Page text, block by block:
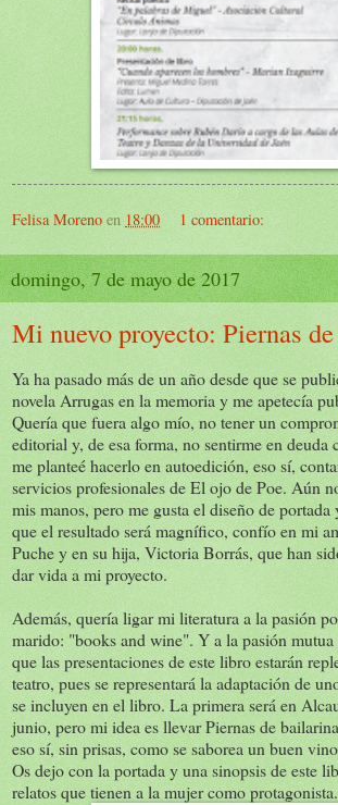
Felisa Moreno en 18:00 1 comentario:
domingo, 7 de mayo de 2017
Mi nuevo proyecto: Piernas
Ya ha pasado más de un año desde que se
novela Arrugas en la memoria y me apetecía
Quería que fuera algo mío, no tener un
editorial y, de esa forma, no sentirme en deuda
me planteé hacerlo en autoedición, eso sí,
servicios profesionales de El ojo de Poe. Aún
mis manos, pero me gusta el diseño de portada
que el resultado será magnífico, confío en mi
Puche y en su hija, Victoria Borrás, que han
dar vida a mi proyecto.
Además, quería ligar mi literatura a la pasión
marido: "books and wine". Y a la pasión
que las presentaciones de este libro estarán
teatro, pues se representará la adaptación de
se incluyen en el libro. La primera será en
junio, pero mi idea es llevar Piernas de
eso sí, sin prisas, como se saborea un buen
Os dejo con la portada y una sinopsis de este
relatos que tienen a la mujer como protagonista.